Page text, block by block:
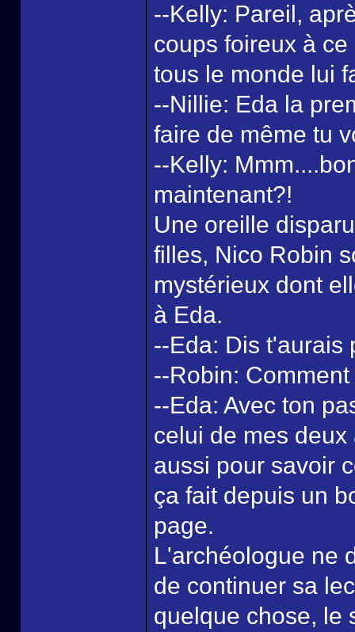
--Kelly: Pareil,
coups foireux à
tous le monde lui
--Nillie: Eda la
faire de même tu
--Kelly:
maintenant?!
Une oreille
filles, Nico Robin
mystérieux dont
à Eda.
--Eda: Dis t'aurais
--Robin:
--Eda: Avec ton
celui de mes
aussi pour savoir
ça fait depuis un
page.
L'archéologue ne
de continuer sa
quelque chose, le